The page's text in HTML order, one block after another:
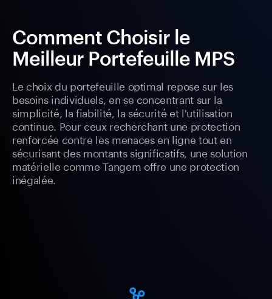
Comment Choisir le
Meilleur Portefeuille MPS
Le choix du portefeuille optimal repose sur les
besoins individuels, en se concentrant sur la
simplicité, la fiabilité, la sécurité et l'utilisation
continue. Pour ceux recherchant une protection
renforcée contre les menaces en ligne tout en
sécurisant des montants significatifs, une solution
matérielle comme Tangem offre une protection
inégalée.